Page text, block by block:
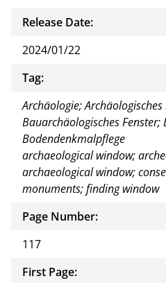
Release Date:
2024/01/22
Tag:
Archäologie; Archäologisches
Bauarchäologisches Fenster;
Bodendenkmalpflege
archaeological window;
archaeological window;
monuments; finding window
Page Number:
117
First Page: